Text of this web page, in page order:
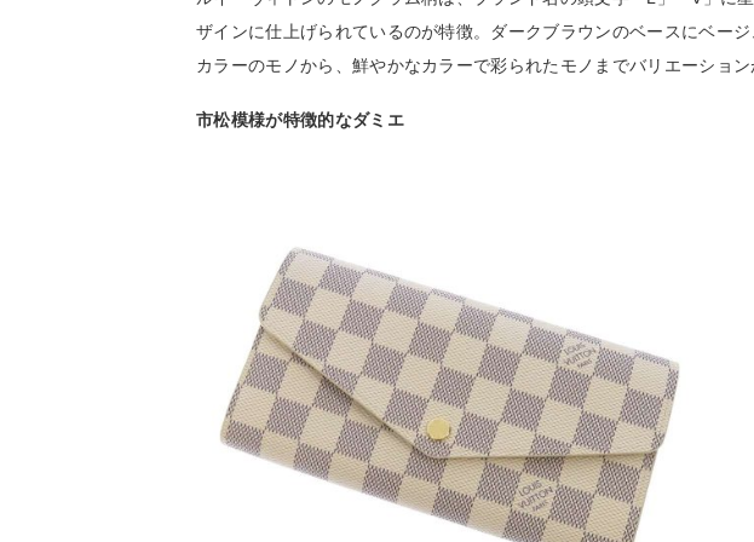
ザインに仕上げられているのが特徴。ダークブラウンのベースにベー
カラーのモノから、鮮やかなカラーで彩られたモノまでバリエーション
市松模様が特徴的なダミエ